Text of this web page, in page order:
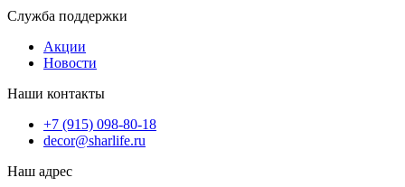
Служба поддержки
Акции
Новости
Наши контакты
+7 (915) 098-80-18
decor@sharlife.ru
Наш адрес